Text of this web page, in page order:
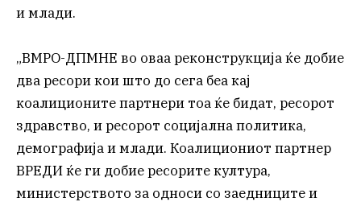
и млади.
„ВМРО-ДПМНЕ во оваа реконструкција ќе добие
два ресори кои што до сега беа кај
коалиционите партнери тоа ќе бидат, ресорот
здравство, и ресорот социјална политика,
демографија и млади. Коалициониот партнер
ВРЕДИ ќе ги добие ресорите култура,
министерството за односи со заедниците и